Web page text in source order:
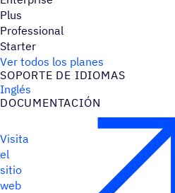
Plus
Professional
Starter
Ver todos los planes
SOPORTE DE IDIOMAS
Inglés
DOCU­MEN­TA­CIÓN
Visita
el
sitio
web